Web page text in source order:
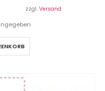
zzgl. Versand